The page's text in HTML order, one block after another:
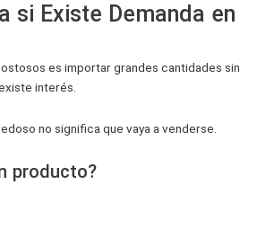
si Existe Demanda en
es importar grandes cantidades sin
interés.
no significa que vaya a venderse.
producto?